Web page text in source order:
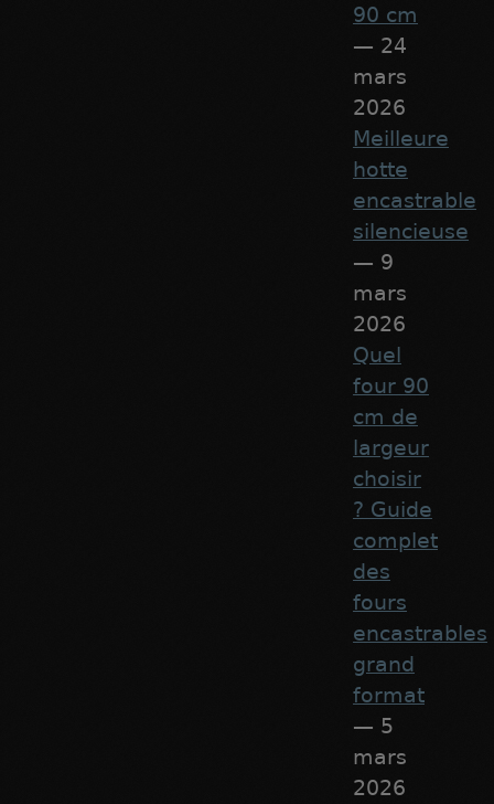
90 cm
— 24
mars
2026
Meilleure
hotte
encastrable
silencieuse
— 9
mars
2026
Quel
four 90
cm de
largeur
choisir
? Guide
complet
des
fours
encastrables
grand
format
— 5
mars
2026